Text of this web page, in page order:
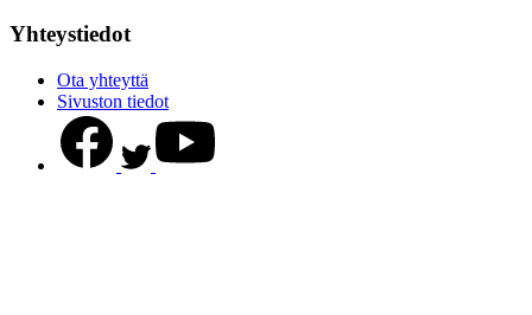
Yhteystiedot
Ota yhteyttä
Sivuston tiedot